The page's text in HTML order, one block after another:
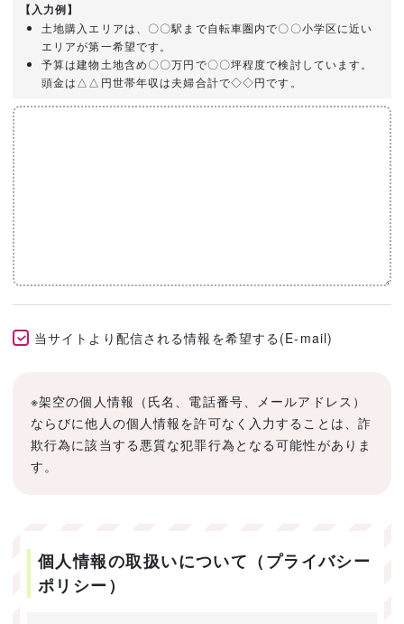
【入力例】
土地購入エリアは、〇〇駅まで自転車圏内で〇〇小学区に近い
エリアが第一希望です。
予算は建物土地含め〇〇万円で〇〇坪程度で検討しています。
頭金は△△円世帯年収は夫婦合計で◇◇円です。
当サイトより配信される情報を希望する(E-mail)
※架空の個人情報（氏名、電話番号、メールアドレス）
ならびに他人の個人情報を許可なく入力することは、詐
欺行為に該当する悪質な犯罪行為となる可能性がありま
す。
個人情報の取扱いについて（プライバシー
ポリシー）